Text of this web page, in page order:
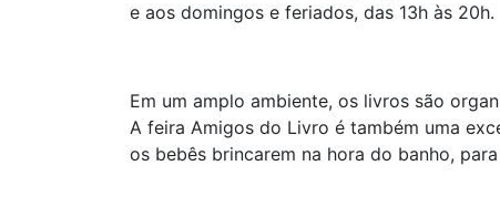
e aos domingos e feriados, das 13h às 20h.
Em um amplo ambiente, os livros são
A feira Amigos do Livro é também uma
os bebês brincarem na hora do banho,